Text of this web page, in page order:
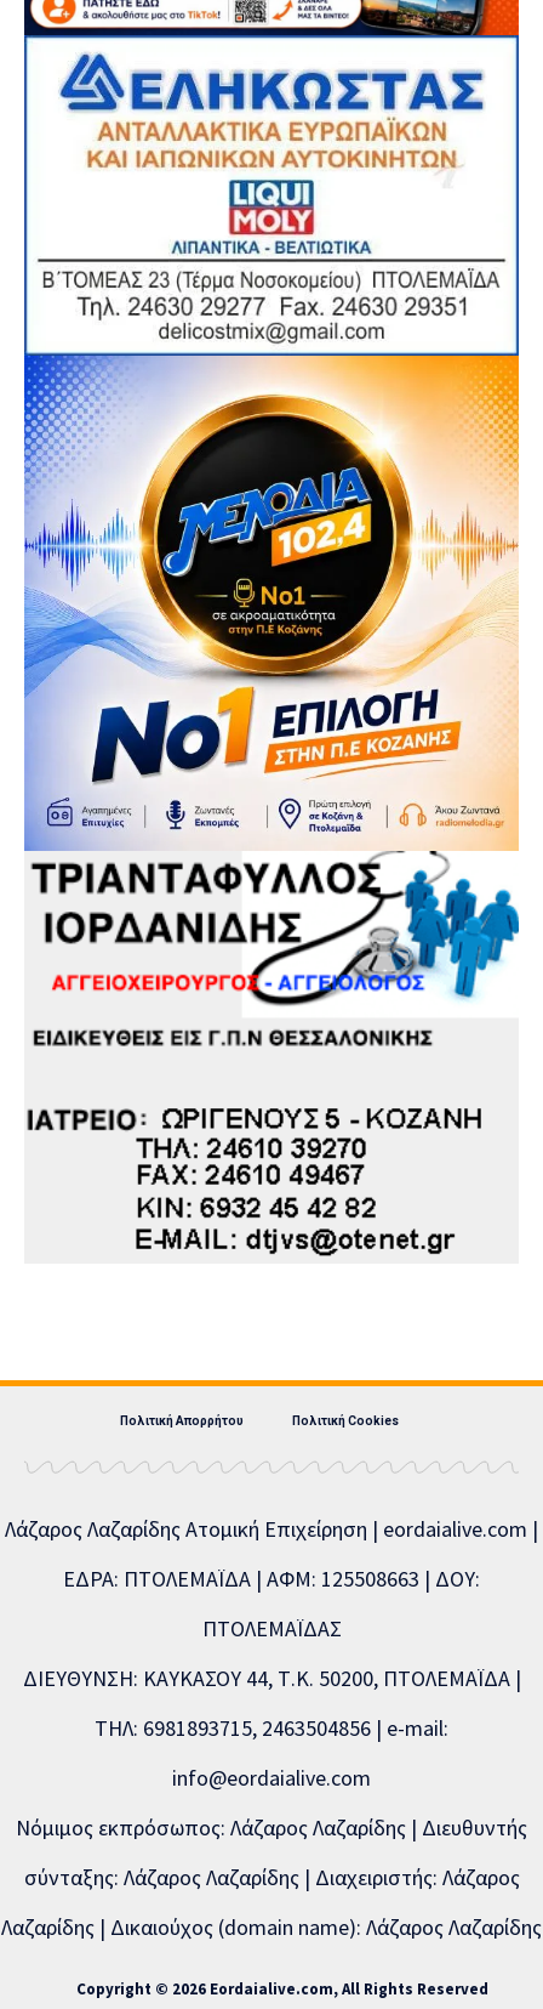
Πολιτική Απορρήτου Πολιτική Cookies
Λάζαρος Λαζαρίδης Ατομική Επιχείρηση | eordaialive.com |
ΕΔΡΑ: ΠΤΟΛΕΜΑΪΔΑ | ΑΦΜ: 125508663 | ΔΟΥ:
ΠΤΟΛΕΜΑΪΔΑΣ
ΔΙΕΥΘΥΝΣΗ: ΚΑΥΚΑΣΟΥ 44, Τ.Κ. 50200, ΠΤΟΛΕΜΑΪΔΑ |
ΤΗΛ: 6981893715, 2463504856 | e-mail:
info@eordaialive.com
Νόμιμος εκπρόσωπος: Λάζαρος Λαζαρίδης | Διευθυντής
σύνταξης: Λάζαρος Λαζαρίδης | Διαχειριστής: Λάζαρος
Λαζαρίδης | Δικαιούχος (domain name): Λάζαρος Λαζαρίδης
Copyright © 2026 Eordaialive.com, All Rights Reserved